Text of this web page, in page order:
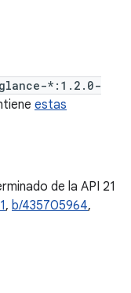
*:1.2.0-
estas
de la API 21
, b/435705964,